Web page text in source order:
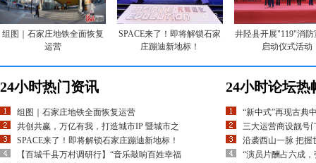
组图｜石家庄地铁全面恢复
运营
SPACE来了！即将解锁石家
庄蹦迪新地标！
井陉县开展"119"消防
启动仪式活动
24小时热门资讯
组图｜石家庄地铁全面恢复运营
共创共赢，万亿有我，打造城市IP 暨城市之
SPACE来了！即将解锁石家庄蹦迪新地标！
【百城千县万村调研行】“音乐敲响百姓幸福
24小时论坛热
“新中式”再现古典
三大运营商设靓号
沿袭西山一脉 把握
“演员片酬占六成